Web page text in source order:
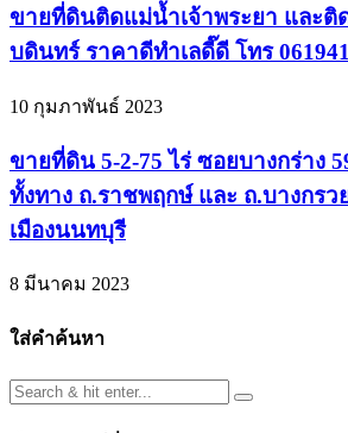
ขายที่ดินติดแม่น้ำเจ้าพระยา และติ
บดินทร์ ราคาดีทำเลดี๊ดี โทร
10 กุมภาพันธ์ 2023
ขายที่ดิน 5-2-75 ไร่ ซอยบางกร่าง
ทั้งทาง ถ.ราชพฤกษ์ และ ถ.บางกรว
เมืองนนทบุรี
8 มีนาคม 2023
ใส่คำค้นหา